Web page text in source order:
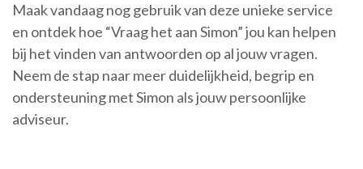
Maak vandaag nog gebruik van deze unieke service
en ontdek hoe “Vraag het aan Simon” jou kan helpen
bij het vinden van antwoorden op al jouw vragen.
Neem de stap naar meer duidelijkheid, begrip en
ondersteuning met Simon als jouw persoonlijke
adviseur.